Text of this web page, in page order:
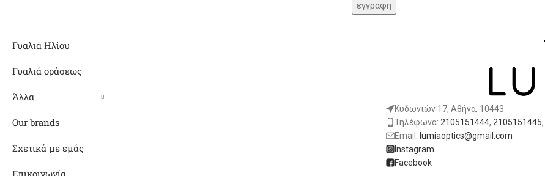
Γυαλιά Ηλίου
Γυαλιά οράσεως
Άλλα
Our brands
Σχετικά με εμάς
Κυδωνιών 17, Αθήνα, 10443
Τηλέφωνα: 2105151444, 2105151445,
Email: lumiaoptics@gmail.com
Instagram
Facebook